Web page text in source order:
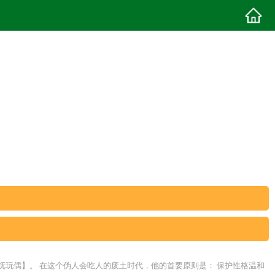
偶】。 在这个伪人会吃人的废土时代，他的首要原则是： 保护性格温和